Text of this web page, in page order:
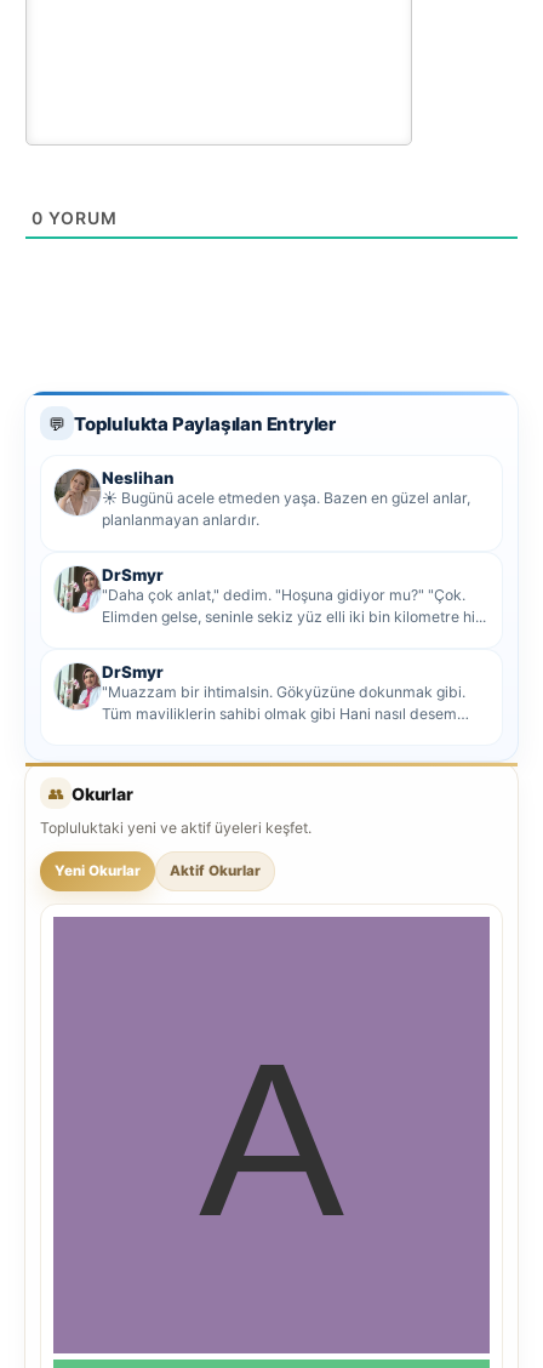
0 YORUM
💬 Toplulukta Paylaşılan Entryler
Neslihan
☀️ Bugünü acele etmeden yaşa. Bazen en güzel anlar,
planlanmayan anlardır.
DrSmyr
"Daha çok anlat," dedim. "Hoşuna gidiyor mu?" "Çok.
Elimden gelse, seninle sekiz yüz elli iki bin kilometre hi...
DrSmyr
"Muazzam bir ihtimalsin. Gökyüzüne dokunmak gibi.
Tüm maviliklerin sahibi olmak gibi Hani nasıl desem
👥 Okurlar
Topluluktaki yeni ve aktif üyeleri keşfet.
Yeni Okurlar Aktif Okurlar